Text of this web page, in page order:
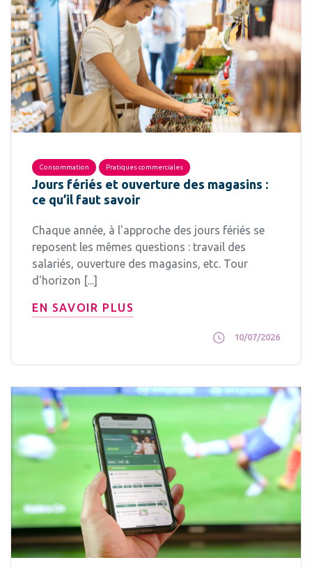
Consommation Pratiques commerciales
Jours fériés et ouverture des magasins :
ce qu’il faut savoir
Chaque année, à l'approche des jours fériés se
reposent les mêmes questions : travail des
salariés, ouverture des magasins, etc. Tour
d'horizon [...]
EN SAVOIR PLUS
10/07/2026